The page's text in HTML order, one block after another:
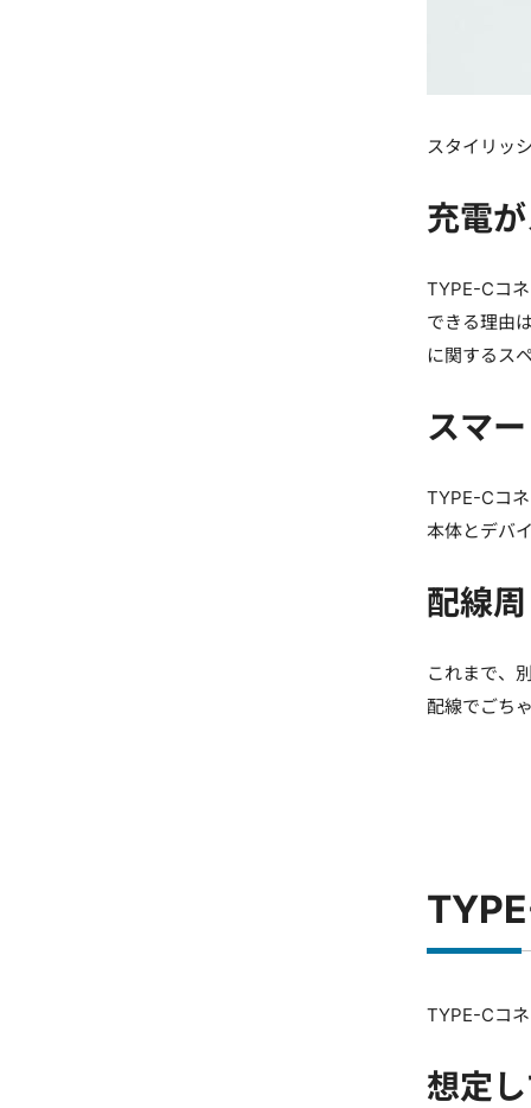
スタイリッ
充電
TYPE-Cコ
できる理由
に関するス
スマ
TYPE-Cコ
本体とデバ
配線
これまで、
配線でごち
TYPE-Cコ
想定